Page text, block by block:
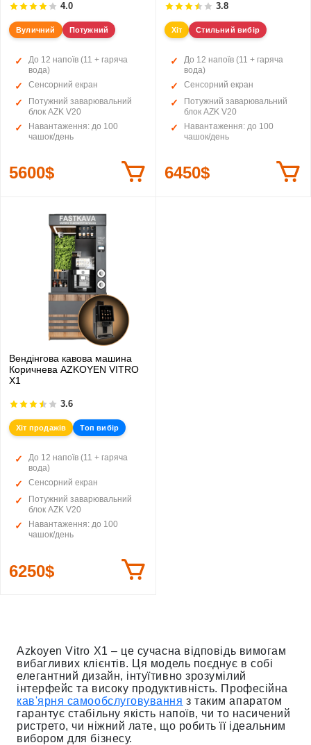
4.0
Вуличний Потужний
До 12 напоїв (11 + гаряча
вода)
Сенсорний екран
Потужний заварювальний
блок AZK V20
Навантаження: до 100
чашок/день
5600$
3.8
Хіт Стильний вибір
До 12 напоїв (11 + гаряча
вода)
Сенсорний екран
Потужний заварювальний
блок AZK V20
Навантаження: до 100
чашок/день
6450$
Вендінгова кавова машина
Коричнева AZKOYEN VITRO
X1
3.6
Хіт продажів Топ вибір
До 12 напоїв (11 + гаряча
вода)
Сенсорний екран
Потужний заварювальний
блок AZK V20
Навантаження: до 100
чашок/день
6250$
Azkoyen Vitro X1 – це сучасна відповідь вимогам
вибагливих клієнтів. Ця модель поєднує в собі
елегантний дизайн, інтуїтивно зрозумілий
інтерфейс та високу продуктивність. Професійна
кав'ярня самообслуговування з таким апаратом
гарантує стабільну якість напоїв, чи то насичений
ристрето, чи ніжний лате, що робить її ідеальним
вибором для бізнесу.